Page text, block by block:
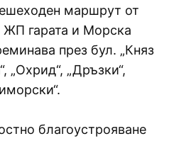
маршрут от
ЖП гарата и Морска
през бул. „Княз
„Охрид“, „Дръзки“,
благоустрояване